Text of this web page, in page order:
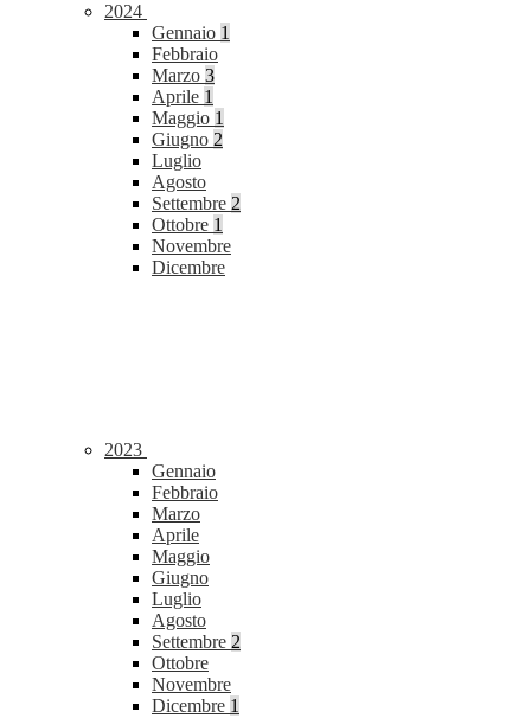
2024
Gennaio 1
Febbraio
Marzo 3
Aprile 1
Maggio 1
Giugno 2
Luglio
Agosto
Settembre 2
Ottobre 1
Novembre
Dicembre
2023
Gennaio
Febbraio
Marzo
Aprile
Maggio
Giugno
Luglio
Agosto
Settembre 2
Ottobre
Novembre
Dicembre 1